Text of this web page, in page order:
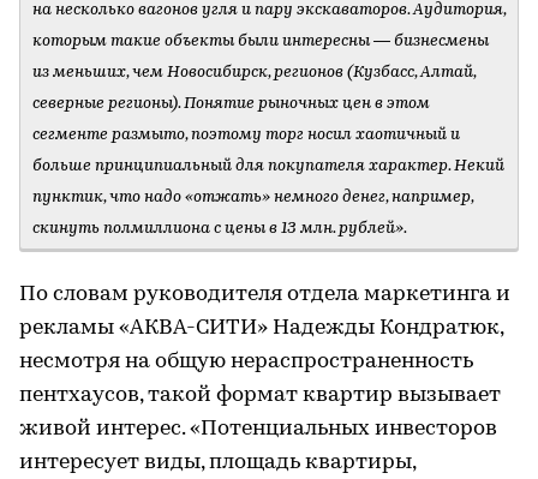
на несколько вагонов угля и пару экскаваторов. Аудитория,
которым такие объекты были интересны — бизнесмены
из меньших, чем Новосибирск, регионов (Кузбасс, Алтай,
северные регионы). Понятие рыночных цен в этом
сегменте размыто, поэтому торг носил хаотичный и
больше принципиальный для покупателя характер. Некий
пунктик, что надо «отжать» немного денег, например,
скинуть полмиллиона с цены в 13 млн. рублей».
По словам руководителя отдела маркетинга и
рекламы «АКВА-СИТИ» Надежды Кондратюк,
несмотря на общую нераспространенность
пентхаусов, такой формат квартир вызывает
живой интерес. «Потенциальных инвесторов
интересует виды, площадь квартиры,